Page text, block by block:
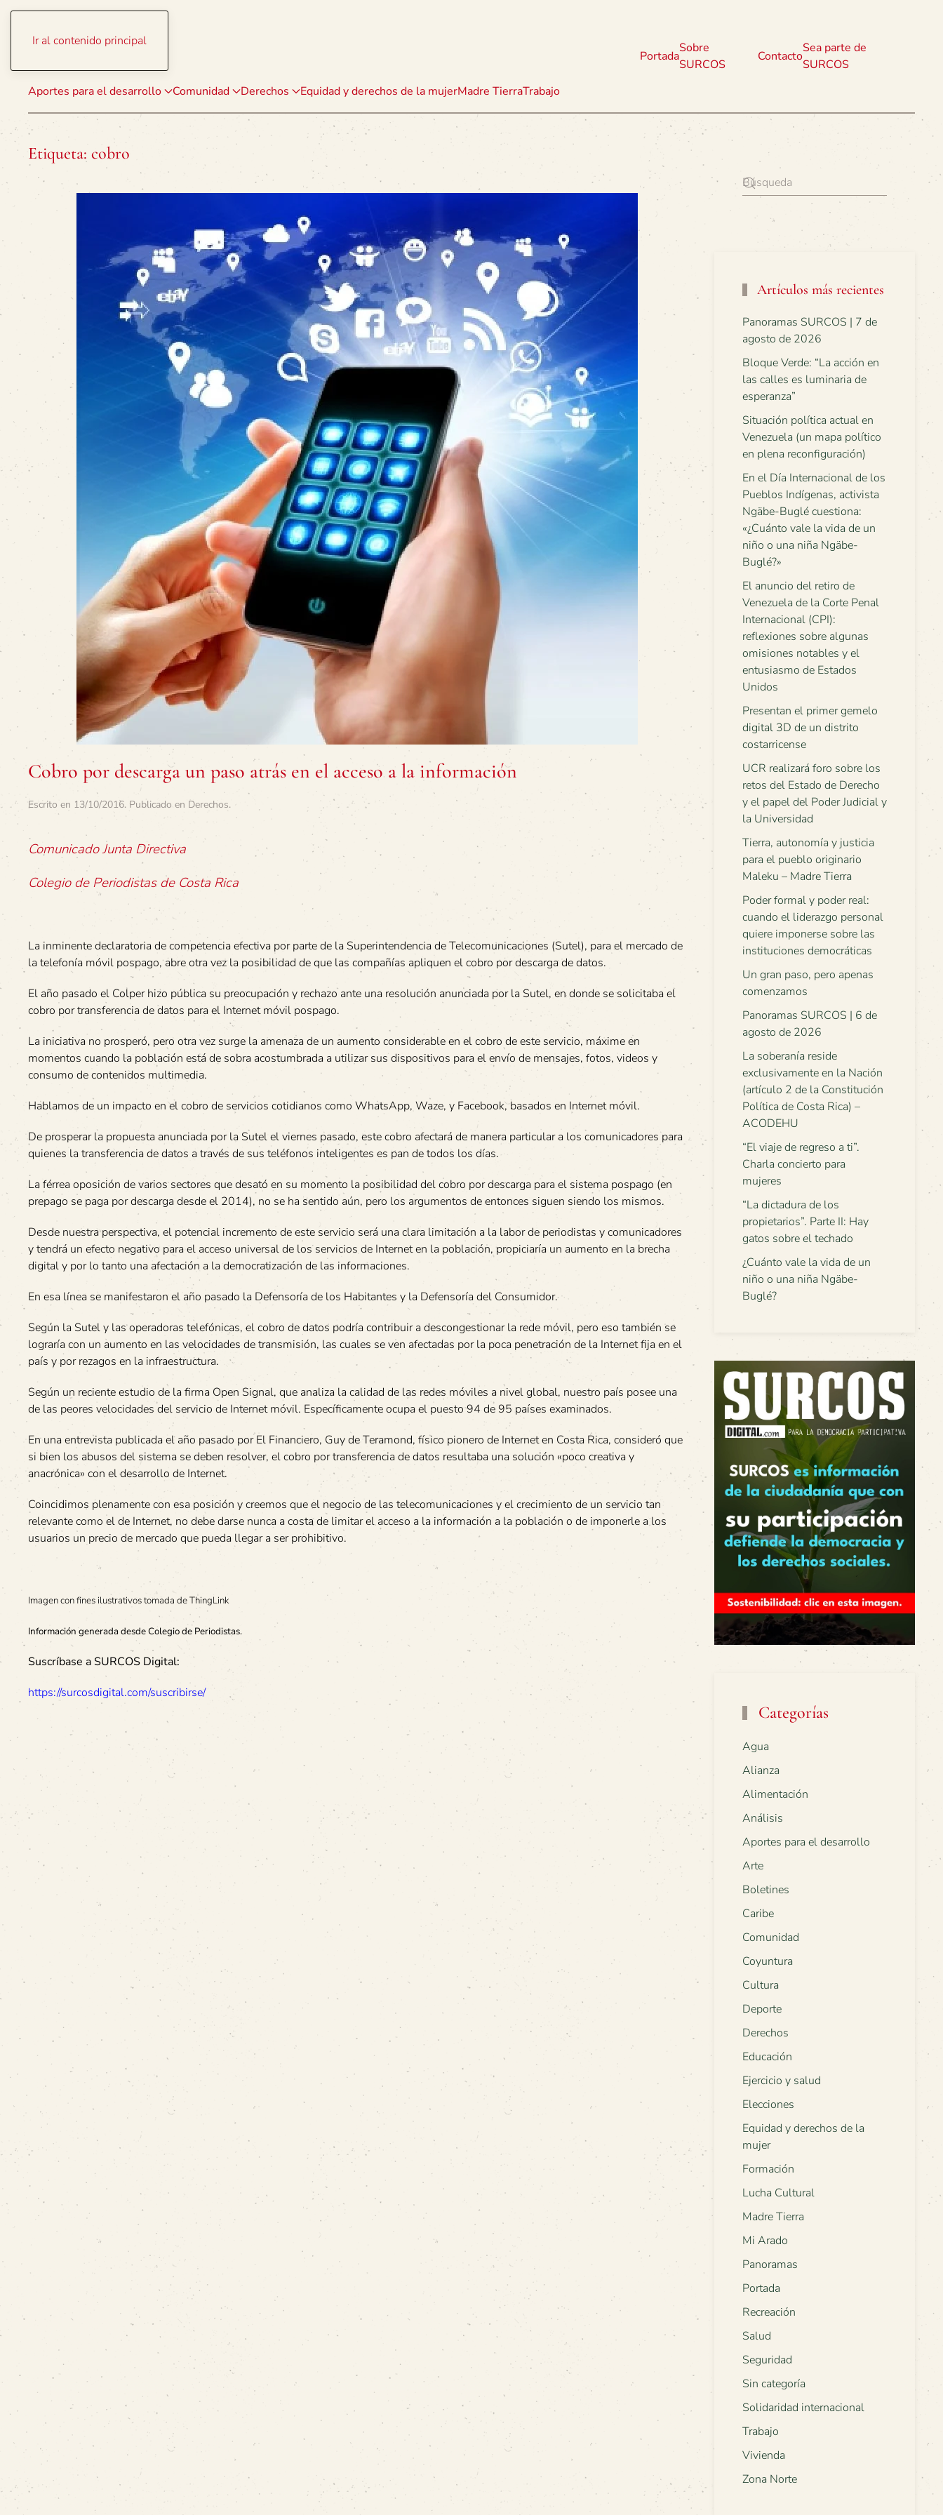
Ir al contenido principal
Aportes para el desarrollo Comunidad Derechos Equidad y derechos de la mujerMadre TierraTrabajo
Portada
Sobre
SURCOS
Contacto
Sea parte de
SURCOS
Etiqueta: cobro
Cobro por descarga un paso atrás en el acceso a la información
Escrito en 13/10/2016. Publicado en Derechos.
Comunicado Junta Directiva
Colegio de Periodistas de Costa Rica
La inminente declaratoria de competencia efectiva por parte de la Superintendencia de Telecomunicaciones (Sutel), para el mercado de
la telefonía móvil pospago, abre otra vez la posibilidad de que las compañías apliquen el cobro por descarga de datos.
El año pasado el Colper hizo pública su preocupación y rechazo ante una resolución anunciada por la Sutel, en donde se solicitaba el
cobro por transferencia de datos para el Internet móvil pospago.
La iniciativa no prosperó, pero otra vez surge la amenaza de un aumento considerable en el cobro de este servicio, máxime en
momentos cuando la población está de sobra acostumbrada a utilizar sus dispositivos para el envío de mensajes, fotos, videos y
consumo de contenidos multimedia.
Hablamos de un impacto en el cobro de servicios cotidianos como WhatsApp, Waze, y Facebook, basados en Internet móvil.
De prosperar la propuesta anunciada por la Sutel el viernes pasado, este cobro afectará de manera particular a los comunicadores para
quienes la transferencia de datos a través de sus teléfonos inteligentes es pan de todos los días.
La férrea oposición de varios sectores que desató en su momento la posibilidad del cobro por descarga para el sistema pospago (en
prepago se paga por descarga desde el 2014), no se ha sentido aún, pero los argumentos de entonces siguen siendo los mismos.
Desde nuestra perspectiva, el potencial incremento de este servicio será una clara limitación a la labor de periodistas y comunicadores
y tendrá un efecto negativo para el acceso universal de los servicios de Internet en la población, propiciaría un aumento en la brecha
digital y por lo tanto una afectación a la democratización de las informaciones.
En esa línea se manifestaron el año pasado la Defensoría de los Habitantes y la Defensoría del Consumidor.
Según la Sutel y las operadoras telefónicas, el cobro de datos podría contribuir a descongestionar la rede móvil, pero eso también se
lograría con un aumento en las velocidades de transmisión, las cuales se ven afectadas por la poca penetración de la Internet fija en el
país y por rezagos en la infraestructura.
Según un reciente estudio de la firma Open Signal, que analiza la calidad de las redes móviles a nivel global, nuestro país posee una
de las peores velocidades del servicio de Internet móvil. Específicamente ocupa el puesto 94 de 95 países examinados.
En una entrevista publicada el año pasado por El Financiero, Guy de Teramond, físico pionero de Internet en Costa Rica, consideró que
si bien los abusos del sistema se deben resolver, el cobro por transferencia de datos resultaba una solución «poco creativa y
anacrónica» con el desarrollo de Internet.
Coincidimos plenamente con esa posición y creemos que el negocio de las telecomunicaciones y el crecimiento de un servicio tan
relevante como el de Internet, no debe darse nunca a costa de limitar el acceso a la información a la población o de imponerle a los
usuarios un precio de mercado que pueda llegar a ser prohibitivo.
Imagen con fines ilustrativos tomada de ThingLink
Información generada desde Colegio de Periodistas.
Suscríbase a SURCOS Digital:
https://surcosdigital.com/suscribirse/
Artículos más recientes
Panoramas SURCOS | 7 de
agosto de 2026
Bloque Verde: “La acción en
las calles es luminaria de
esperanza”
Situación política actual en
Venezuela (un mapa político
en plena reconfiguración)
En el Día Internacional de los
Pueblos Indígenas, activista
Ngäbe-Buglé cuestiona:
«¿Cuánto vale la vida de un
niño o una niña Ngäbe-
Buglé?»
El anuncio del retiro de
Venezuela de la Corte Penal
Internacional (CPI):
reflexiones sobre algunas
omisiones notables y el
entusiasmo de Estados
Unidos
Presentan el primer gemelo
digital 3D de un distrito
costarricense
UCR realizará foro sobre los
retos del Estado de Derecho
y el papel del Poder Judicial y
la Universidad
Tierra, autonomía y justicia
para el pueblo originario
Maleku – Madre Tierra
Poder formal y poder real:
cuando el liderazgo personal
quiere imponerse sobre las
instituciones democráticas
Un gran paso, pero apenas
comenzamos
Panoramas SURCOS | 6 de
agosto de 2026
La soberanía reside
exclusivamente en la Nación
(artículo 2 de la Constitución
Política de Costa Rica) –
ACODEHU
“El viaje de regreso a ti”.
Charla concierto para
mujeres
“La dictadura de los
propietarios”. Parte II: Hay
gatos sobre el techado
¿Cuánto vale la vida de un
niño o una niña Ngäbe-
Buglé?
Categorías
Agua
Alianza
Alimentación
Análisis
Aportes para el desarrollo
Arte
Boletines
Caribe
Comunidad
Coyuntura
Cultura
Deporte
Derechos
Educación
Ejercicio y salud
Elecciones
Equidad y derechos de la
mujer
Formación
Lucha Cultural
Madre Tierra
Mi Arado
Panoramas
Portada
Recreación
Salud
Seguridad
Sin categoría
Solidaridad internacional
Trabajo
Vivienda
Zona Norte